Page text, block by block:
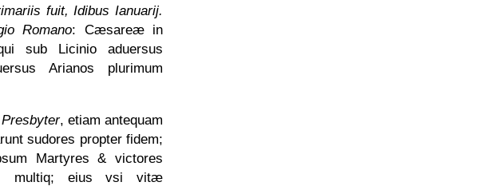
fuit, Idibus Ianuarij.
Romano: Cæsareæ in
sub Licinio aduersus
Arianos plurimum
, etiam antequam
sudores propter fidem;
Martyres & victores
multiq; eius vsi vitæ